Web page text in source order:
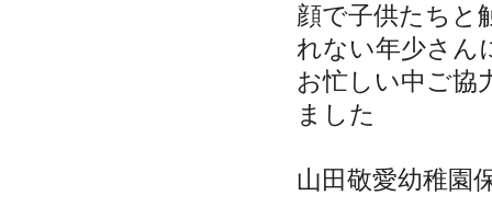
顔で子供たちと
れない年少さん
お忙しい中ご協
ました
山田敬愛幼稚園